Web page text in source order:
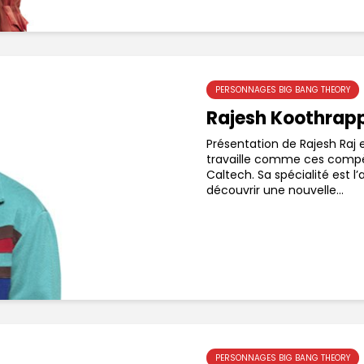
PERSONNAGES BIG BANG THEORY
Rajesh
Présentation de Rajesh
travaille comme ces
Caltech. Sa spécialité est
découvrir une nouvelle...
PERSONNAGES BIG BANG THEORY